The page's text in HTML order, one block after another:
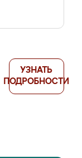
УЗНАТЬ
ПОДРОБНОСТИ